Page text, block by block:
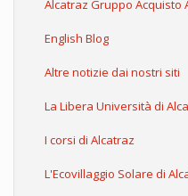
Alcatraz Gruppo Acquisto
English Blog
Altre notizie dai nostri siti
La Libera Università di
I corsi di Alcatraz
L'Ecovillaggio Solare di